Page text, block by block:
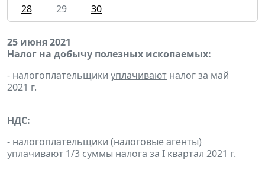
28
29 30
25 июня 2021
Налог на добычу полезных ископаемых:
- налогоплательщики уплачивают налог за май
2021 г.
НДС:
- налогоплательщики (налоговые агенты)
уплачивают 1/3 суммы налога за I квартал 2021 г.